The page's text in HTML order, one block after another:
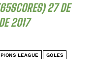
27 DE
2017
LEAGUE GOLES